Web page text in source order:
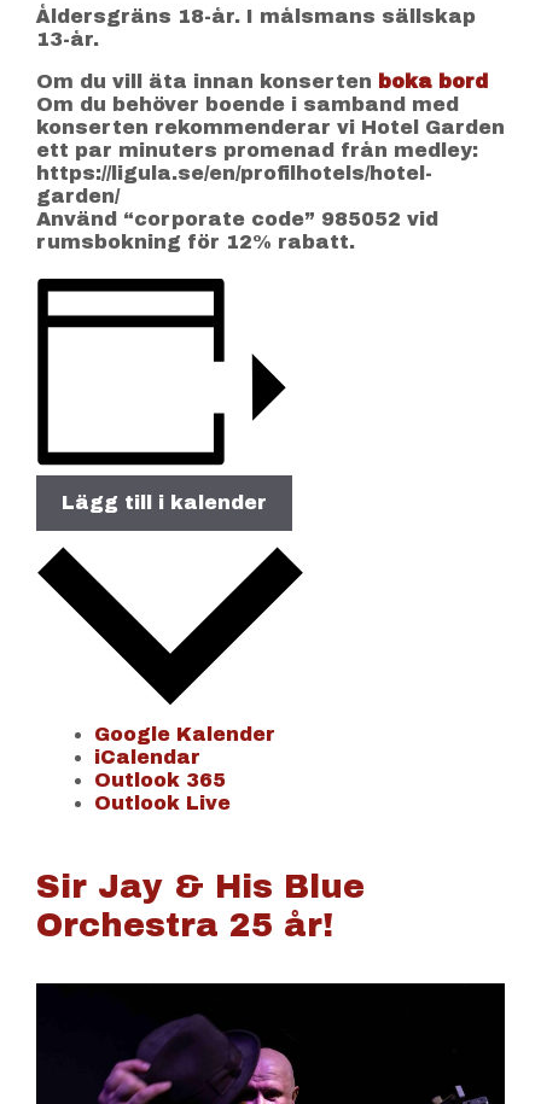
Åldersgräns 18-år. I målsmans sällskap
13-år.
Om du vill äta innan konserten boka bord
Om du behöver boende i samband med
konserten rekommenderar vi Hotel Garden
ett par minuters promenad från medley:
https://ligula.se/en/profilhotels/hotel-
garden/
Använd “corporate code” 985052 vid
rumsbokning för 12% rabatt.
Lägg till i kalender
Google Kalender
iCalendar
Outlook 365
Outlook Live
Sir Jay & His Blue
Orchestra 25 år!